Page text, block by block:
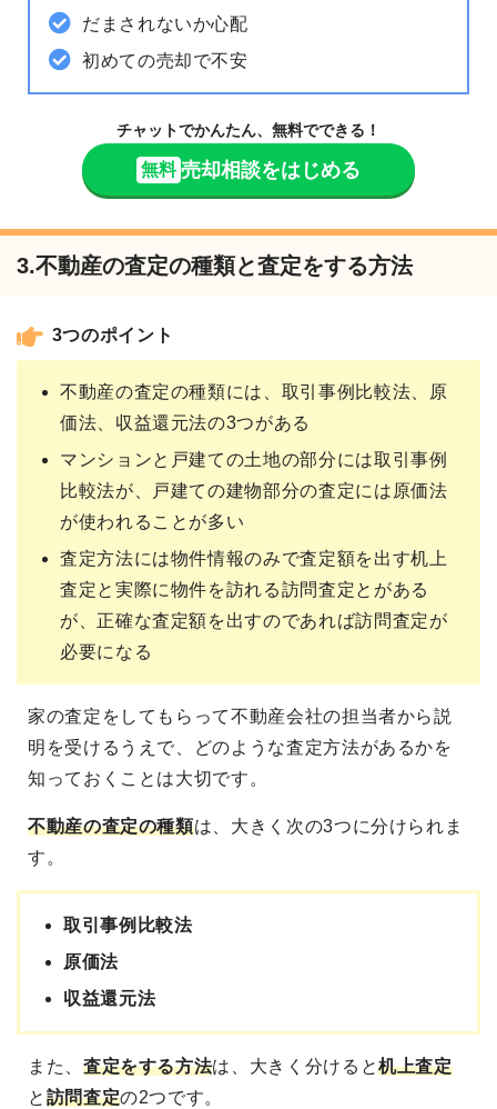
だまされないか心配
初めての売却で不安
チャットでかんたん、無料でできる！
無料 売却相談をはじめる
3.不動産の査定の種類と査定をする方法
3つのポイント
不動産の査定の種類には、取引事例比較法、原
価法、収益還元法の3つがある
マンションと戸建ての土地の部分には取引事例
比較法が、戸建ての建物部分の査定には原価法
が使われることが多い
査定方法には物件情報のみで査定額を出す机上
査定と実際に物件を訪れる訪問査定とがある
が、正確な査定額を出すのであれば訪問査定が
必要になる
家の査定をしてもらって不動産会社の担当者から説
明を受けるうえで、どのような査定方法があるかを
知っておくことは大切です。
不動産の査定の種類は、大きく次の3つに分けられま
す。
取引事例比較法
原価法
収益還元法
また、 査定をする方法は、大きく分けると机上査定
と 訪問査定の2つです。